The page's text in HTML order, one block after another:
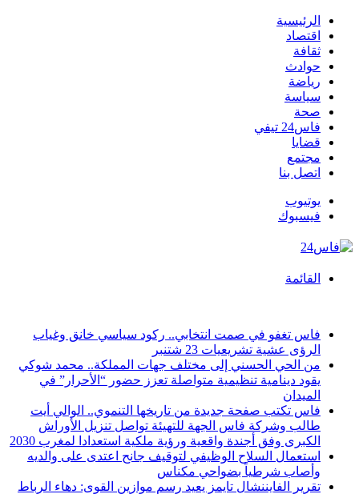
الرئيسية
اقتصاد
ثقافة
حوادث
رياضة
سياسة
صحة
فاس24 تيفي
قضايا
مجتمع
اتصل بنا
يوتيوب
فيسبوك
القائمة
فاس تغفو في صمت انتخابي.. ركود سياسي خانق وغياب
الرؤى عشية تشريعيات 23 شتنبر
من الحي الحسني إلى مختلف جهات المملكة.. محمد شوكي
يقود دينامية تنظيمية متواصلة تعزز حضور “الأحرار” في
الميدان
فاس تكتب صفحة جديدة من تاريخها التنموي.. الوالي أيت
طالب وشركة فاس الجهة للتهيئة تواصل تنزيل الأوراش
الكبرى وفق أجندة واقعية ورؤية ملكية استعدادا لمغرب 2030
استعمال السلاح الوظيفي لتوقيف جانح اعتدى على والديه
وأصاب شرطياً بضواحي مكناس
تقرير الفايننشال تايمز يعيد رسم موازين القوى: دهاء الرباط